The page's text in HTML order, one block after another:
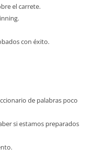
el carrete.
con éxito.
de palabras poco
si estamos preparados